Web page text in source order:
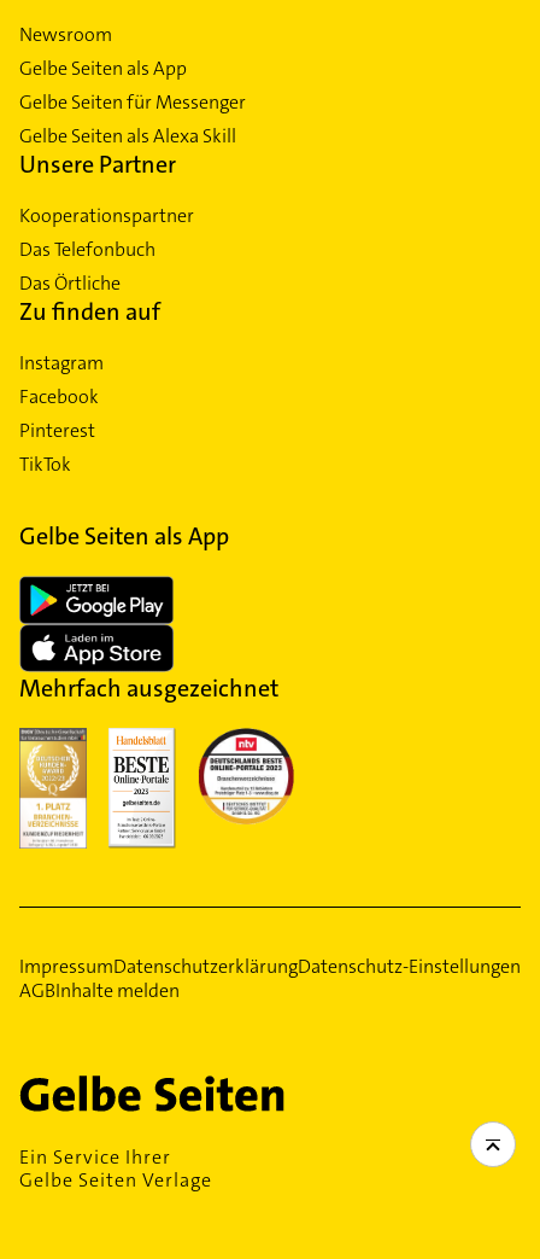
Newsroom
Gelbe Seiten als App
Gelbe Seiten für Messenger
Gelbe Seiten als Alexa Skill
Unsere Partner
Kooperationspartner
Das Telefonbuch
Das Örtliche
Zu finden auf
Instagram
Facebook
Pinterest
TikTok
Gelbe Seiten als App
Mehrfach ausgezeichnet
ImpressumDatenschutzerklärungDatenschutz-Einstellungen
AGBInhalte melden
Ein Service Ihrer
Gelbe Seiten Verlage